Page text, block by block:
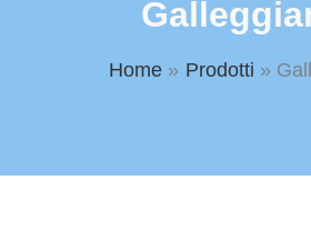
Home Prodotti